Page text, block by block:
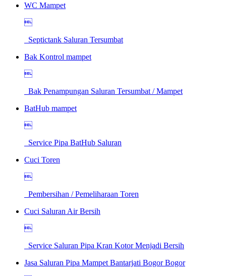
WC Mampet

Septictank Saluran Tersumbat
Bak Kontrol mampet

Bak Penampungan Saluran Tersumbat / Mampet
BatHub mampet

Service Pipa BatHub Saluran
Cuci Toren

Pembersihan / Pemeliharaan Toren
Cuci Saluran Air Bersih

Service Saluran Pipa Kran Kotor Menjadi Bersih
Jasa Saluran Pipa Mampet Bantarjati Bogor Bogor